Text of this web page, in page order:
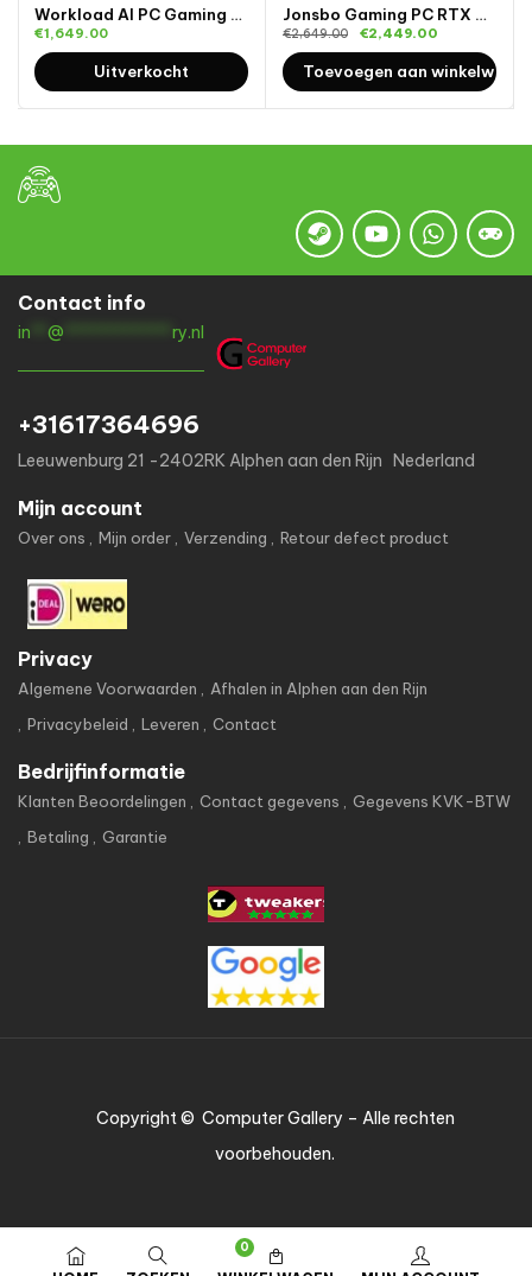
Workload AI PC Gaming Nvidia RTX
€1,649.00
Uitverkocht
Jonsbo Gaming PC RTX 5070 Ti
€2,649.00 €2,449.00
Toevoegen aan
Contact info
in @ ry.nl
+31617364696
Leeuwenburg 21 -2402RK Alphen aan den Rijn Nederland
Mijn account
Over ons Mijn order Verzending Retour defect product
Privacy
Algemene Voorwaarden
Afhalen in Alphen aan den Rijn
Privacybeleid
Leveren Contact
Bedrijfinformatie
Klanten Beoordelingen Contact gegevens
Gegevens KVK-BTW
Betaling
Garantie
Copyright © Computer Gallery – Alle rechten
voorbehouden.
0